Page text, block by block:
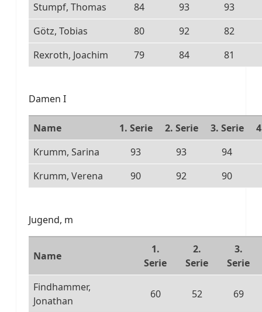
Stumpf, Thomas
84 93
93
Götz, Tobias
80 92
82
Rexroth, Joachim
79 84 81
Damen I
Name 1. Serie 2. Serie 3. Serie
Krumm, Sarina
93 93
94
Krumm, Verena
90 92 90
Jugend, m
Name
1.
Serie
2.
Serie
3.
Serie
Findhammer,
Jonathan
60 52 69